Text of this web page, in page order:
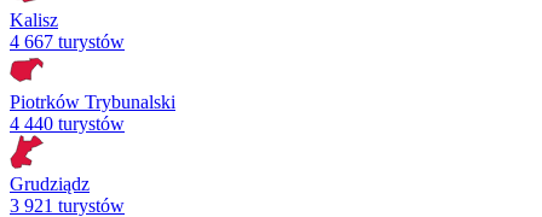
Kalisz
4 667 turystów
Piotrków Trybunalski
4 440 turystów
Grudziądz
3 921 turystów